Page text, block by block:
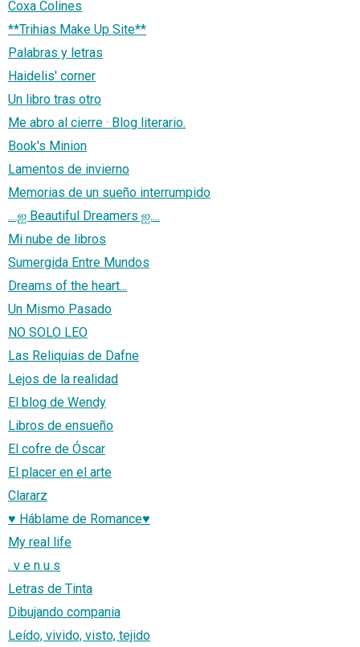
Coxa Colines
**Trihias Make Up Site**
Palabras y letras
Haidelis' corner
Un libro tras otro
Me abro al cierre · Blog literario.
Book's Minion
Lamentos de invierno
Memorias de un sueño interrumpido
....ஐ Beautiful Dreamers ஐ....
Mi nube de libros
Sumergida Entre Mundos
Dreams of the heart...
Un Mismo Pasado
NO SOLO LEO
Las Reliquias de Dafne
Lejos de la realidad
El blog de Wendy
Libros de ensueño
El cofre de Óscar
El placer en el arte
Clararz
♥ Háblame de Romance♥
My real life
. v e n u s
Letras de Tinta
Dibujando compania
Leído, vivido, visto, tejido